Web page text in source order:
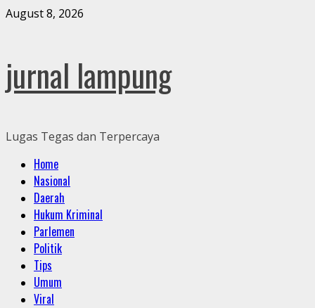
Skip
August 8, 2026
jurnal lampung
Lugas Tegas dan Terpercaya
Primary
Menu
Home
Nasional
Daerah
Hukum Kriminal
Parlemen
Politik
Tips
Umum
Viral